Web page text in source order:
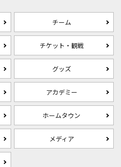
チーム
チケット・観戦
グッズ
アカデミー
ホームタウン
メディア